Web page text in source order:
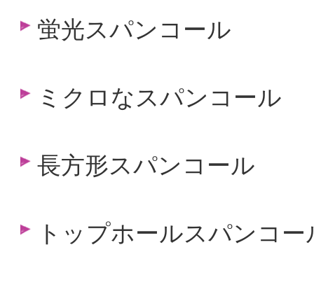
蛍光スパンコール
ミクロなスパンコール
長方形スパンコール
トップホールスパンコー